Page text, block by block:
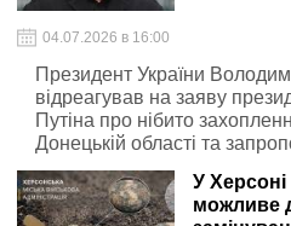
04.07.2026 в 16:00
Президент України
відреагував на заяву
Путіна про нібито
Донецькій області та
приїхати до міста
У
можливе